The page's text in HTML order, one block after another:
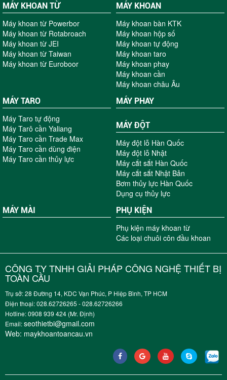
MÁY KHOAN TỪ
Máy khoan từ Powerbor
Máy khoan từ Rotabroach
Máy khoan từ JEI
Máy khoan từ Taiwan
Máy khoan từ Euroboor
MÁY KHOAN
Máy khoan bàn KTK
Máy khoan hộp số
Máy khoan tự động
Máy khoan taro
Máy khoan phay
Máy khoan cần
Máy khoan châu Âu
MÁY TARO
Máy Taro tự động
Máy Tarô cần Yaliang
Máy Taro cần Trade Max
Máy Taro cần dùng điện
Máy Taro cần thủy lực
MÁY PHAY
MÁY ĐỘT
Máy đột lỗ Hàn Quốc
Máy đột lỗ Nhật
Máy cắt sắt Hàn Quốc
Máy cắt sắt Nhật Bản
Bơm thủy lực Hàn Quốc
Dụng cụ thủy lực
MÁY MÀI PHỤ KIỆN
Phụ kiện máy khoan từ
Các loại chuôi côn đầu khoan
CÔNG TY TNHH GIẢI PHÁP CÔNG NGHỆ THIẾT BỊ
TOÀN CẦU
Trụ sở: 28 Đường 14, KDC Vạn Phúc, P Hiệp Bình, TP HCM
Điện thoại: 028.62726265 - 028.62726266
Hotline: 0908 939 424 (Mr. Định)
Email:seothietbi@gmail.com
Web: maykhoantoancau.vn